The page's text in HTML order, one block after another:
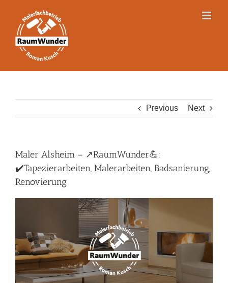
content
Previous Next
Maler Alsheim – ↗️RaumWunder💪:
✔️Tapezierarbeiten, Malerarbeiten, Badsanierung,
Renovierung